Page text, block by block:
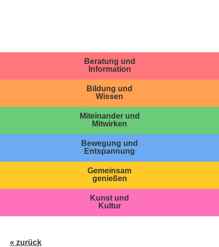
Beratung und
Information
Bildung und
Wissen
Miteinander und
Mitwirken
Bewegung und
Entspannung
Gemeinsam
genießen
Kunst und
Kultur
« zurück